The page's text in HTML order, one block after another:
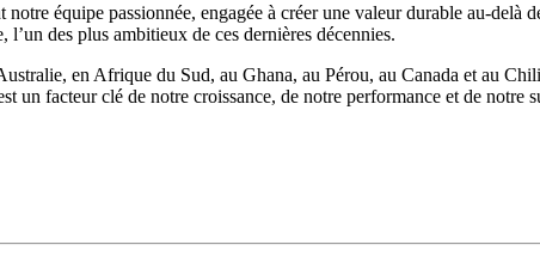
équipe passionnée, engagée à créer une valeur durable au-delà
des plus ambitieux de ces dernières décennies.
en Afrique du Sud, au Ghana, au Pérou, au Canada et au
un facteur clé de notre croissance, de notre performance et de notre